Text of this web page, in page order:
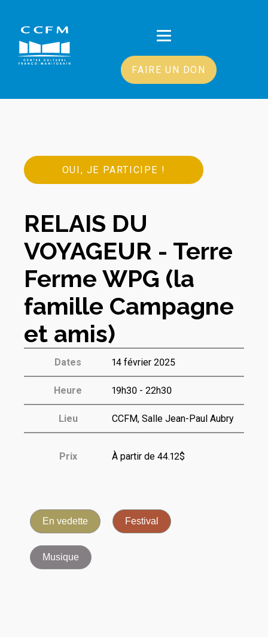
FAIRE UN DON
OUI, JE PARTICIPE !
RELAIS DU
VOYAGEUR - Terre
Ferme WPG (la
famille Campagne
et amis)
Dates 14 février 2025
Heure 19h30 - 22h30
Lieu CCFM, Salle Jean-Paul Aubry
Prix À partir de 44.12$
En vedette Festival
Musique